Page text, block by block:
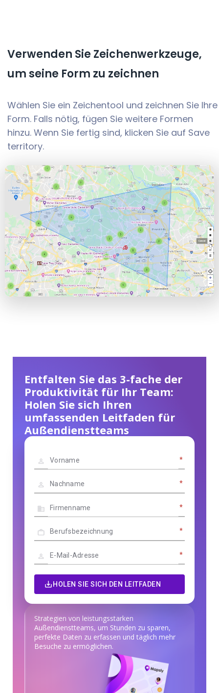
Verwenden Sie Zeichenwerkzeuge,
um seine Form zu zeichnen
Wählen Sie ein Zeichentool und zeichnen Sie Ihre
Form. Falls nötig, fügen Sie weitere Formen
hinzu. Wenn Sie fertig sind, klicken Sie auf Save
territory.
Entfalten Sie das 3-fache der
Produktivität für Ihr Team:
Holen Sie sich Ihren
umfassenden Leitfaden für
Außendienstteams
Strategien von leistungsstarken
Außendienstteams, um Stunden zu sparen,
perfekte Daten zu erfassen und täglich mehr
Besuche zu ermöglichen.
*
*
*
*
*
HOLEN SIE SICH DEN LEITFADEN